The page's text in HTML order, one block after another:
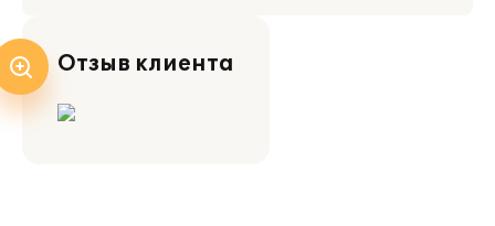
Отзыв клиента